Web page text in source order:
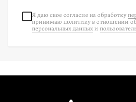
Я даю свое согласие на обработку
принимаю политику в отношении
персональных данных и